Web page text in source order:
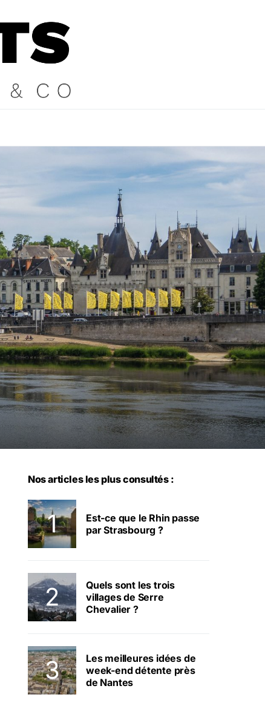
Nos articles les plus consultés :
Est-ce que le Rhin passe
par Strasbourg ?
Quels sont les trois
villages de Serre
Chevalier ?
Les meilleures idées de
week-end détente près
de Nantes